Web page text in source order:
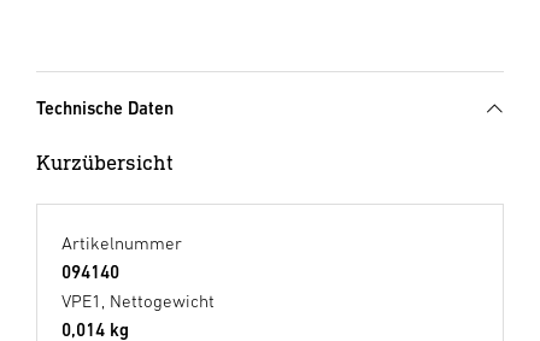
Technische Daten
Kurzübersicht
Artikelnummer
094140
VPE1, Nettogewicht
0,014 kg